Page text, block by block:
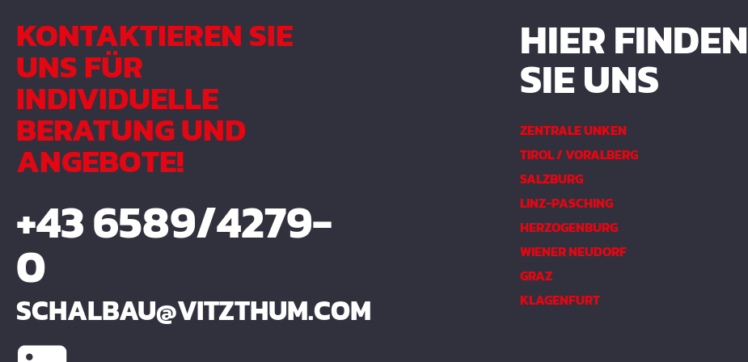
KONTAKTIEREN SIE
UNS FÜR
INDIVIDUELLE
BERATUNG UND
ANGEBOTE!
+43 6589/4279-
0
SCHALBAU@VITZTHUM.COM
HIER FINDEN
SIE UNS
ZENTRALE UNKEN
TIROL / VORALBERG
SALZBURG
LINZ-PASCHING
HERZOGENBURG
WIENER NEUDORF
GRAZ
KLAGENFURT